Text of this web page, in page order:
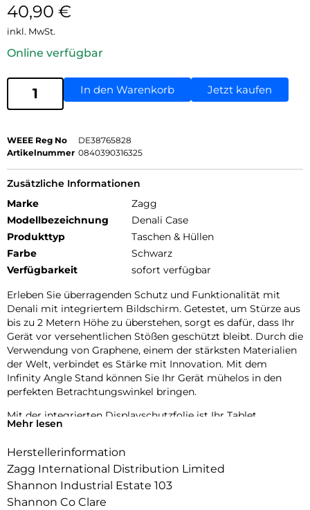
40,90 €
inkl. MwSt.
Online verfügbar
In den Warenkorb Jetzt kaufen
WEEE Reg No
DE38765828
Artikelnummer 0840390316325
Zusätzliche Informationen
Marke
Zagg
Modellbezeichnung
Denali Case
Produkttyp
Taschen & Hüllen
Farbe
Schwarz
Verfügbarkeit
sofort verfügbar
Erleben Sie überragenden Schutz und Funktionalität mit
Denali mit integriertem Bildschirm. Getestet, um Stürze aus
bis zu 2 Metern Höhe zu überstehen, sorgt es dafür, dass Ihr
Gerät vor versehentlichen Stößen geschützt bleibt. Durch die
Verwendung von Graphene, einem der stärksten Materialien
der Welt, verbindet es Stärke mit Innovation. Mit dem
Infinity Angle Stand können Sie Ihr Gerät mühelos in den
perfekten Betrachtungswinkel bringen.
Mit der integrierten Displayschutzfolie ist Ihr Tablet
umfassend vor Kratzern und Beschädigungen geschützt. Der
Polycarbonat Standfuß und Rahmen sowie einer
stoßdämpfenden Berührungsempfindlichkeit Überformung,
garantiert Widerstandsfähigkeit bei Stößen.
Praktischerweise enthält dieses Bundle einen integrierten
Mehr lesen
Herstellerinformation
Zagg International Distribution Limited
Shannon Industrial Estate 103
Shannon Co Clare